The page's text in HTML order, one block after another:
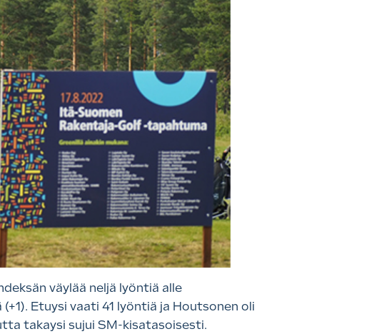
väylää neljä lyöntiä alle
Etuysi vaati 41 lyöntiä ja Houtsonen oli
takaysi sujui SM-kisatasoisesti.